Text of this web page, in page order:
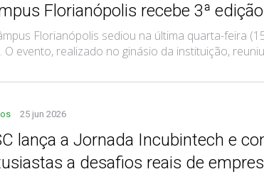
Florianópolis recebe 3ª
Florianópolis sediou na última quarta-feira
O evento, realizado no ginásio da instituição,
25 jun 2026
lança a Jornada Incubintech e
a desafios reais de